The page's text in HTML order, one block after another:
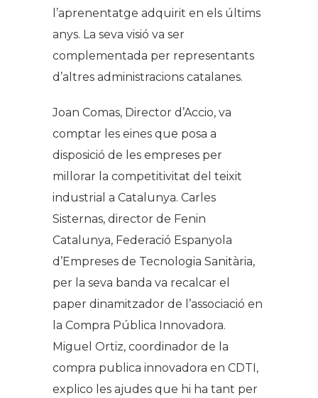
l’aprenentatge adquirit en els últims
anys. La seva visió va ser
complementada per representants
d’altres administracions catalanes.
Joan Comas, Director d’Accio, va
comptar les eines que posa a
disposició de les empreses per
millorar la competitivitat del teixit
industrial a Catalunya. Carles
Sisternas, director de Fenin
Catalunya, Federació Espanyola
d’Empreses de Tecnologia Sanitària,
per la seva banda va recalcar el
paper dinamitzador de l’associació en
la Compra Pública Innovadora.
Miguel Ortiz, coordinador de la
compra publica innovadora en CDTI,
explico les ajudes que hi ha tant per